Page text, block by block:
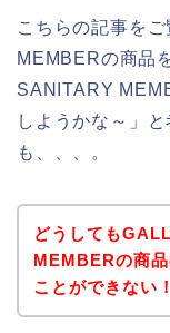
こちらの記事を
MEMBERの商品
SANITARY
しようかな～」
も、、、。
どうしても
MEMBERの商
ことができない